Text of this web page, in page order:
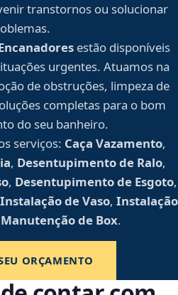
transtornos ou solucionar
estão disponíveis
urgentes. Atuamos na
de obstruções, limpeza de
completas para o bom
do seu banheiro.
serviços: Caça Vazamento,
, Desentupimento de Ralo,
, Desentupimento de Esgoto,
Instalação de Vaso, Instalação
Manutenção de Box.
ORÇAMENTO